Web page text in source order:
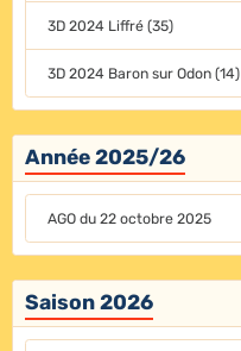
3D 2024 Liffré (35)
3D 2024 Baron sur Odon (14)
Année 2025/26
AGO du 22 octobre 2025
Saison 2026